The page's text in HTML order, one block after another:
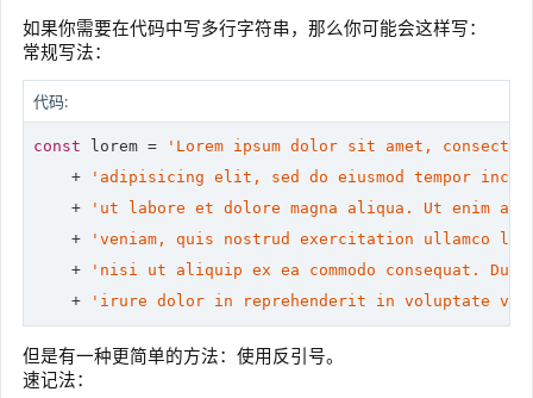
如果你需要在代码中写多行字符串，那么你可能会这样写：
常规写法：
代码:
const lorem =
'Lorem ipsum dolor sit amet,
    +
'adipisicing elit, sed do eiusmod tempor
    +
'ut labore et dolore magna aliqua. Ut enim ad
    +
'veniam, quis nostrud exercitation ullamco
    +
'nisi ut aliquip ex ea commodo consequat.
    +
'irure dolor in reprehenderit in voluptate
但是有一种更简单的方法：使用反引号。
速记法：